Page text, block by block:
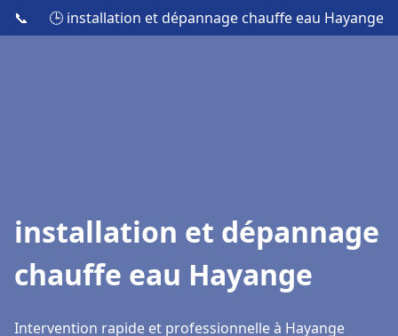
📞 🕒 installation et dépannage chauffe eau Hayange
installation et dépannage
chauffe eau Hayange
Intervention rapide et professionnelle à Hayange